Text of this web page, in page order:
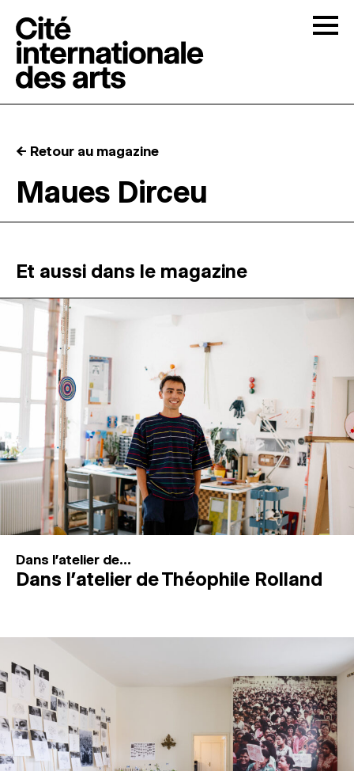
RÉSIDENCES ↓
ATELIERS OUVERTS
PROGRAMMATION
MAGAZINE
ESPACES DE PRATIQUE ARTISTIQUE ↓
Recherche
Connexion
← Retour au magazine
Maues Dirceu
Et aussi dans le magazine
Dans l'atelier de...
Dans l’atelier de Théophile Rolland